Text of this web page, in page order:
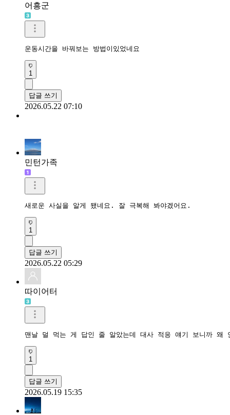
어흥군
운동시간을 바꿔보는 방법이있었네요
1
답글 쓰기
2026.05.22 07:10
민턴가족
새로운 사실을 알게 됐네요. 잘 극복해 봐야겠어요.
1
답글 쓰기
2026.05.22 05:29
따이어터
맨날 덜 먹는 게 답인 줄 알았는데 대사 적응 얘기 보니까 왜
1
답글 쓰기
2026.05.19 15:35